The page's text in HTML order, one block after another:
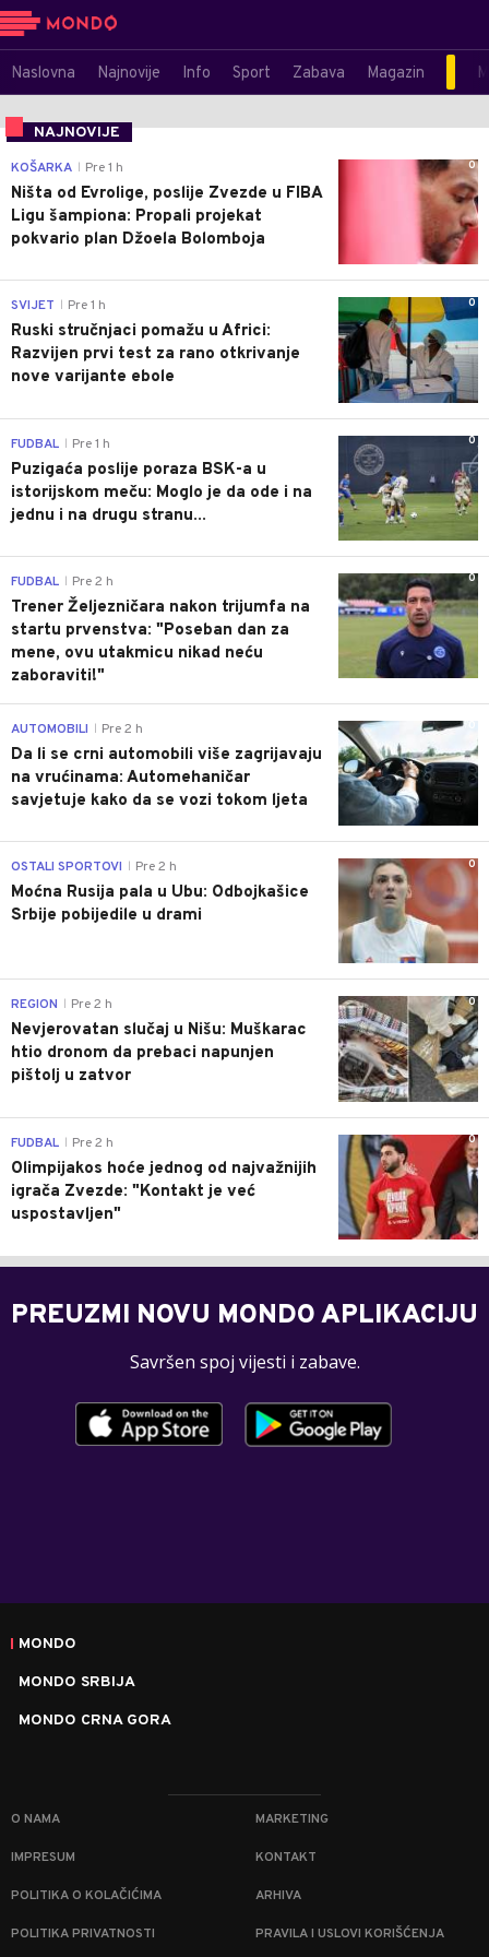
Naslovna Najnovije Info Sport Zabava Magazin
NAJNOVIJE
0
KOŠARKA Pre 1 h
Ništa od Evrolige, poslije Zvezde u FIBA
Ligu šampiona: Propali projekat
pokvario plan Džoela Bolomboja
0
SVIJET Pre 1 h
Ruski stručnjaci pomažu u Africi:
Razvijen prvi test za rano otkrivanje
nove varijante ebole
0
FUDBAL Pre 1 h
Puzigaća poslije poraza BSK-a u
istorijskom meču: Moglo je da ode i na
jednu i na drugu stranu...
0
FUDBAL Pre 2 h
Trener Željezničara nakon trijumfa na
startu prvenstva: "Poseban dan za
mene, ovu utakmicu nikad neću
zaboraviti!"
AUTOMOBILI Pre 2 h
Da li se crni automobili više zagrijavaju
na vrućinama: Automehaničar
savjetuje kako da se vozi tokom ljeta
0
OSTALI SPORTOVI Pre 2 h
Moćna Rusija pala u Ubu: Odbojkašice
Srbije pobijedile u drami
0
REGION Pre 2 h
Nevjerovatan slučaj u Nišu: Muškarac
htio dronom da prebaci napunjen
pištolj u zatvor
0
FUDBAL Pre 2 h
Olimpijakos hoće jednog od najvažnijih
igrača Zvezde: "Kontakt je već
uspostavljen"
PREUZMI NOVU MONDO APLIKACIJU
Savršen spoj vijesti i zabave.
MONDO
MONDO SRBIJA
MONDO CRNA GORA
O NAMA MARKETING
IMPRESUM KONTAKT
POLITIKA O KOLAČIĆIMA ARHIVA
POLITIKA PRIVATNOSTI PRAVILA I USLOVI KORIŠĆENJA